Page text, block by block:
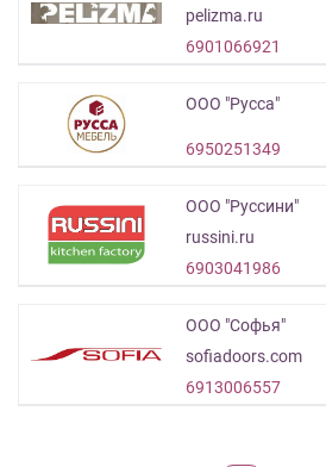
pelizma.ru
6901066921
ООО "Русса"
6950251349
ООО "Руссини"
russini.ru
6903041986
ООО "Софья"
sofiadoors.com
6913006557